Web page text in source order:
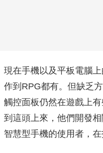
現在手機以及平板電腦上
作到RPG都有。但缺乏
觸控面板仍然在遊戲上
到這頭上來，他們開發
智慧型手機的使用者，